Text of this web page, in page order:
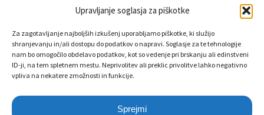
Upravljanje soglasja za piškotke
Za zagotavljanje najboljših izkušenj uporabljamo piškotke, ki služijo
shranjevanju in/ali dostopu do podatkov o napravi. Soglasje za te tehnologije
nam bo omogočilo obdelavo podatkov, kot so vedenje pri brskanju ali edinstveni
ID-ji, na tem spletnem mestu. Neprivolitev ali preklic privolitve lahko negativno
vpliva na nekatere zmožnosti in funkcije.
Sprejmi
– UPORABNE POVEZAVE-
Splošni pogoji poslovanja
Politikavarstva osebnih podatkov
Osebni prevzem in dostava